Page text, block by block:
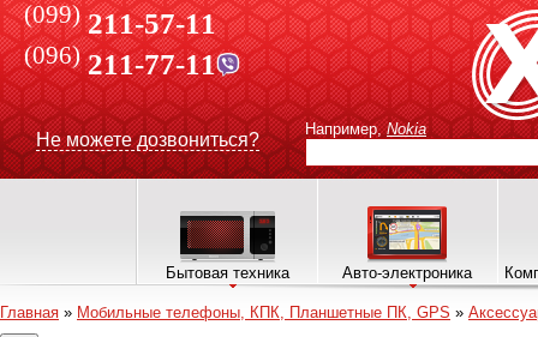
(099) 211-57-11
(096)211-77-11
Не можете дозвониться?
Например, Nokia
Бытовая техника Авто-электроника
Главная » Мобильные телефоны, КПК, Планшетные ПК, GPS »